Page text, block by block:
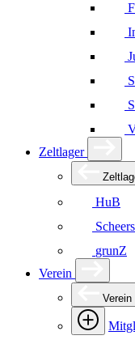
Zeltlager
HuB
grunZ
Verein
Verein